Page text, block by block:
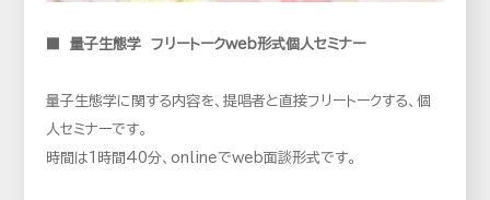
■ 量子生態学 フリートークweb形式個人セミナー
量子生態学に関する内容を、提唱者と直接フリートークする、個
人セミナーです。
時間は1時間40分、onlineでweb面談形式です。